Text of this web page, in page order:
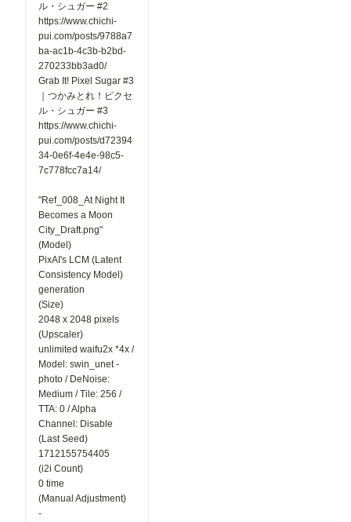
ル・シュガー #2
https://www.chichi-
pui.com/posts/9788a7
ba-ac1b-4c3b-b2bd-
270233bb3ad0/
Grab It! Pixel Sugar #3
｜つかみとれ！ピクセ
ル・シュガー #3
https://www.chichi-
pui.com/posts/d72394
34-0e6f-4e4e-98c5-
7c778fcc7a14/
"Ref_008_At Night It
Becomes a Moon
City_Draft.png"
(Model)
PixAI's LCM (Latent
Consistency Model)
generation
(Size)
2048 x 2048 pixels
(Upscaler)
unlimited waifu2x *4x /
Model: swin_unet -
photo / DeNoise:
Medium / Tile: 256 /
TTA: 0 / Alpha
Channel: Disable
(Last Seed)
1712155754405
(i2i Count)
0 time
(Manual Adjustment)
-